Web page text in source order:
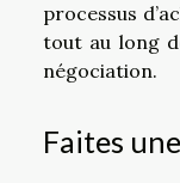
processus
tout au long
négociation.
Faites